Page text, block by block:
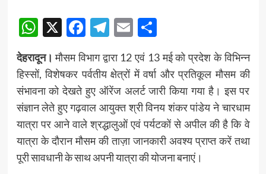
WhatsApp
X Facebook
Telegram
EmailShare
देहरादून।मौसम विभाग द्वारा 12 एवं 13 मई को प्रदेश के विभिन्न
हिस्सों, विशेषकर पर्वतीय क्षेत्रों में वर्षा और प्रतिकूल मौसम की
संभावना को देखते हुए ऑरेंज अलर्ट जारी किया गया है। इस पर
संज्ञान लेते हुए गढ़वाल आयुक्त श्री विनय शंकर पांडेय ने चारधाम
यात्रा पर आने वाले श्रद्धालुओं एवं पर्यटकों से अपील की है कि वे
यात्रा के दौरान मौसम की ताज़ा जानकारी अवश्य प्राप्त करें तथा
पूरी सावधानी के साथ अपनी यात्रा की योजना बनाएं।